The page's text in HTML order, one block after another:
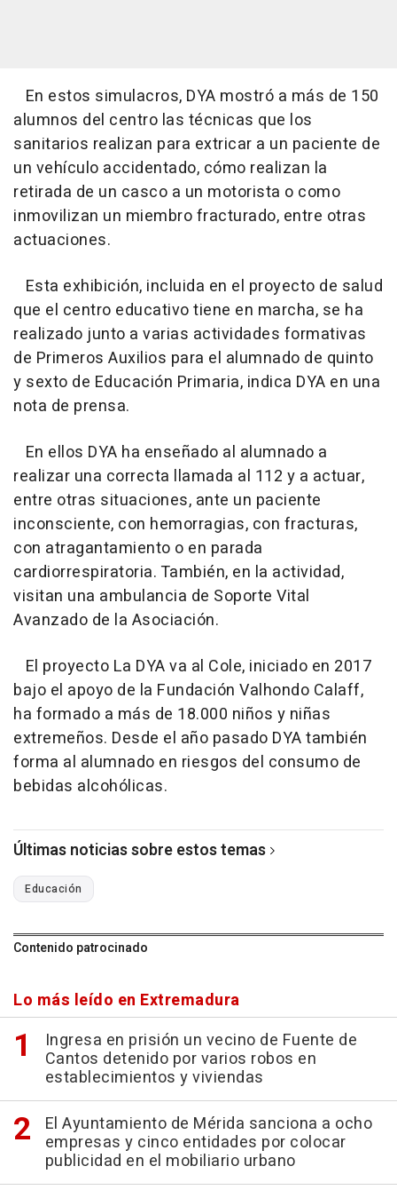
En estos simulacros, DYA mostró a más de 150
alumnos del centro las técnicas que los
sanitarios realizan para extricar a un paciente de
un vehículo accidentado, cómo realizan la
retirada de un casco a un motorista o como
inmovilizan un miembro fracturado, entre otras
actuaciones.
Esta exhibición, incluida en el proyecto de salud
que el centro educativo tiene en marcha, se ha
realizado junto a varias actividades formativas
de Primeros Auxilios para el alumnado de quinto
y sexto de Educación Primaria, indica DYA en una
nota de prensa.
En ellos DYA ha enseñado al alumnado a
realizar una correcta llamada al 112 y a actuar,
entre otras situaciones, ante un paciente
inconsciente, con hemorragias, con fracturas,
con atragantamiento o en parada
cardiorrespiratoria. También, en la actividad,
visitan una ambulancia de Soporte Vital
Avanzado de la Asociación.
El proyecto La DYA va al Cole, iniciado en 2017
bajo el apoyo de la Fundación Valhondo Calaff,
ha formado a más de 18.000 niños y niñas
extremeños. Desde el año pasado DYA también
forma al alumnado en riesgos del consumo de
bebidas alcohólicas.
Últimas noticias sobre estos temas
Educación
Contenido patrocinado
Lo más leído en Extremadura
Ingresa en prisión un vecino de Fuente de
Cantos detenido por varios robos en
establecimientos y viviendas
El Ayuntamiento de Mérida sanciona a ocho
empresas y cinco entidades por colocar
publicidad en el mobiliario urbano